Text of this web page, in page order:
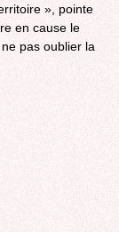
», pointe
en cause le
pas oublier la